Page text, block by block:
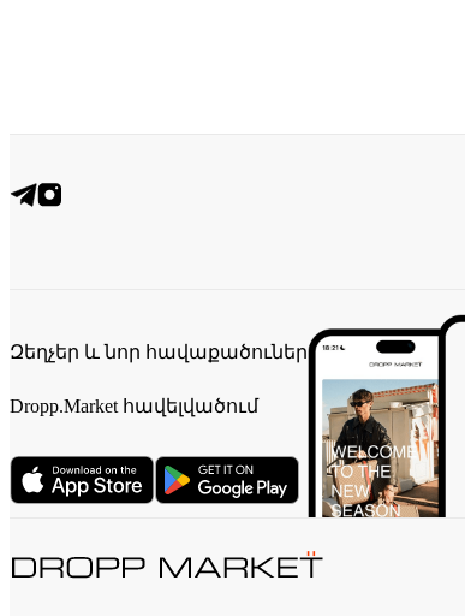
Զեղչեր և նոր հավաքածուներ
Dropp.Market հավելվածում